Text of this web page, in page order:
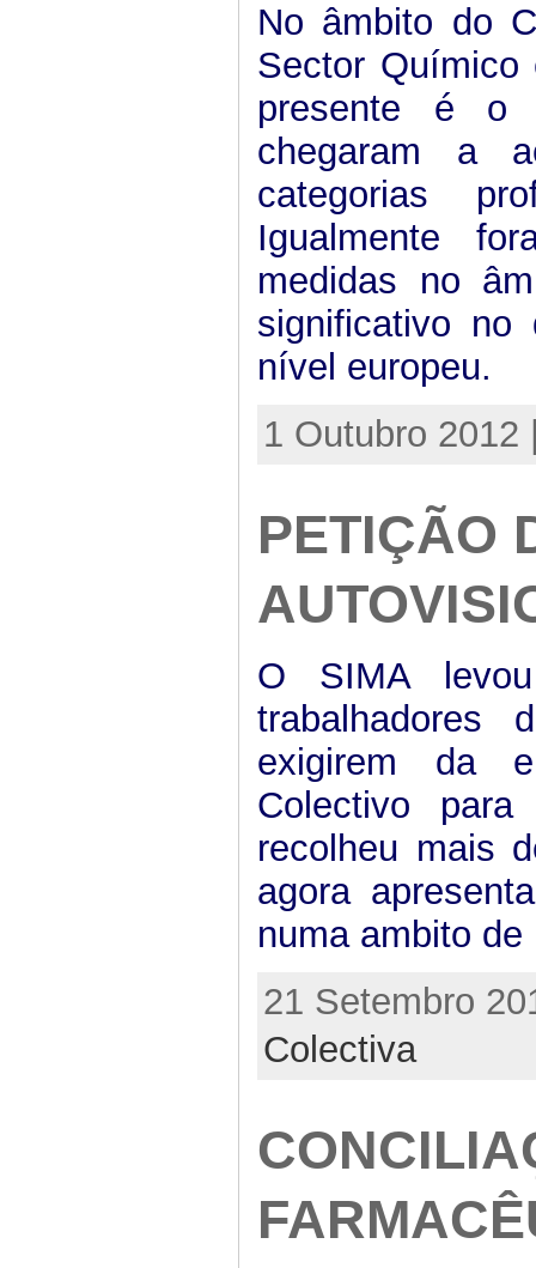
No âmbito do
Sector Químico
presente é o
chegaram a
categorias
Igualmente
medidas no
significativo no
nível europeu.
1 Outubro
PETIÇÃO
O SIMA
trabalhadores
exigirem da
Colectivo
recolheu mais
agora
numa ambito
21 Setembro
Colectiva